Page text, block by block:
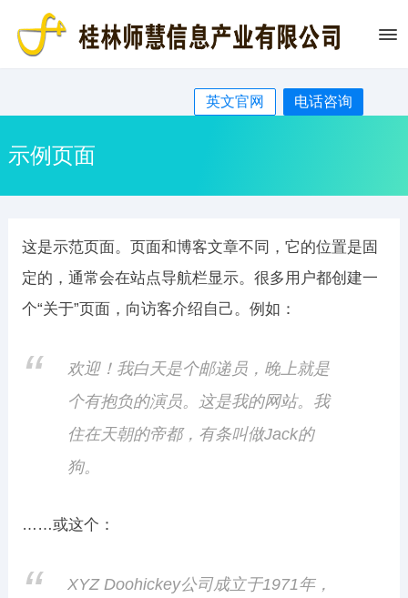
英文官网 电话咨询
示例页面
这是示范页面。页面和博客文章不同，它的位置是固
定的，通常会在站点导航栏显示。很多用户都创建一
个“关于”页面，向访客介绍自己。例如：
欢迎！我白天是个邮递员，晚上就是
个有抱负的演员。这是我的网站。我
住在天朝的帝都，有条叫做Jack的
狗。
……或这个：
XYZ Doohickey公司成立于1971年，